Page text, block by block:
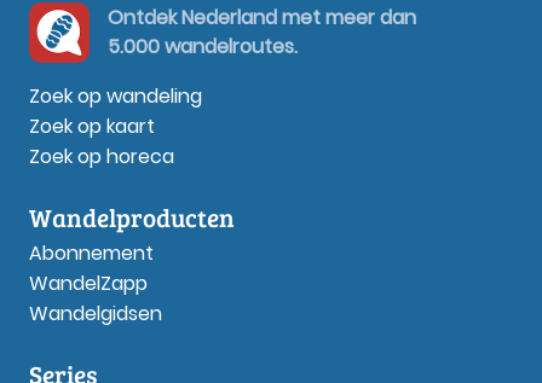
Ontdek Nederland met meer dan
5.000 wandelroutes.
Zoek op wandeling
Zoek op kaart
Zoek op horeca
Wandelproducten
Abonnement
WandelZapp
Wandelgidsen
Series